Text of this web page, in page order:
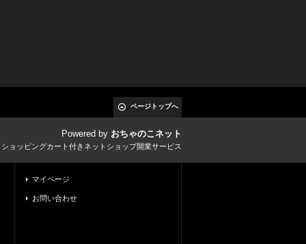
ページトップへ
Powered by おちゃのこネット
ョッピングカート付きネットショップ開業サービス
マイページ
お問い合わせ